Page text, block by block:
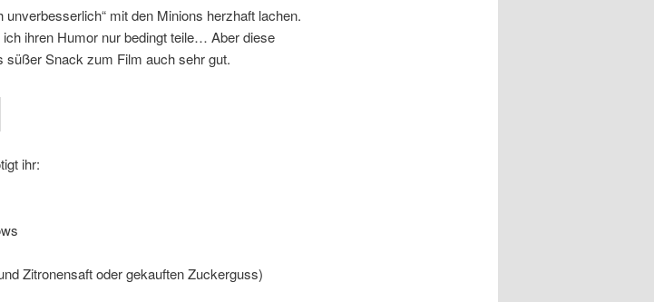
mit den Minions herzhaft lachen.
ihren Humor nur bedingt teile… Aber diese
Snack zum Film auch sehr gut.
ihr:
Zitronensaft oder gekauften Zuckerguss)